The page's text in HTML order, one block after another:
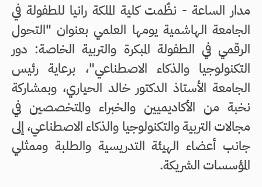
مدار الساعة - نظّمت كلية الملكة رانيا للطفولة في
الجامعة الهاشمية يومها العلمي بعنوان "التحول
الرقمي في الطفولة المبكرة والتربية الخاصة: دور
التكنولوجيا والذكاء الاصطناعي"، برعاية رئيس
الجامعة الأستاذ الدكتور خالد الحياري، وبمشاركة
نخبة من الأكاديميين والخبراء والمتخصصين في
مجالات التربية والتكنولوجيا والذكاء الاصطناعي، إلى
جانب أعضاء الهيئة التدريسية والطلبة وممثلي
المؤسسات الشريكة.